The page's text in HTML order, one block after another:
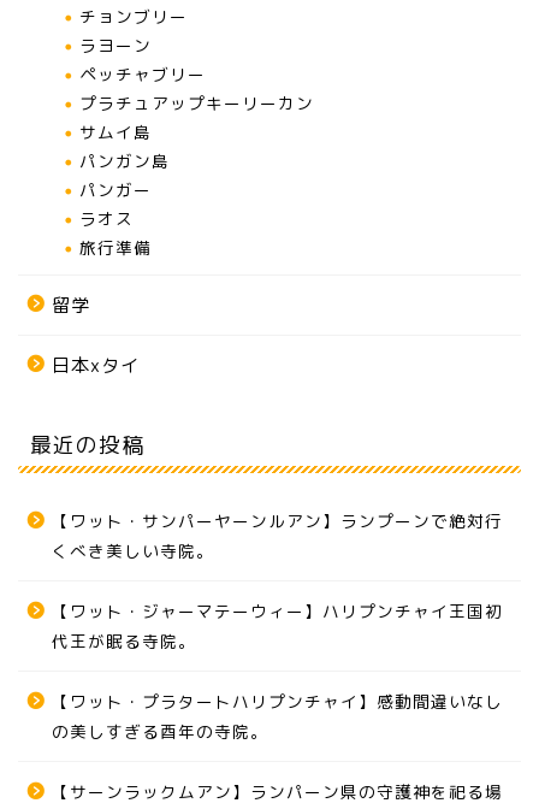
チョンブリー
ラヨーン
ペッチャブリー
プラチュアップキーリーカン
サムイ島
パンガン島
パンガー
ラオス
旅行準備
留学
日本xタイ
最近の投稿
【ワット・サンパーヤーンルアン】ランプーンで絶対行
くべき美しい寺院。
【ワット・ジャーマテーウィー】ハリプンチャイ王国初
代王が眠る寺院。
【ワット・プラタートハリプンチャイ】感動間違いなし
の美しすぎる酉年の寺院。
【サーンラックムアン】ランパーン県の守護神を祀る場